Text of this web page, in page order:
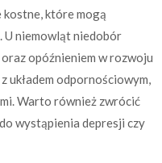
kostne, które mogą
U niemowląt niedobór
opóźnieniem w rozwoju
układem odpornościowym,
Warto również zwrócić
wystąpienia depresji czy